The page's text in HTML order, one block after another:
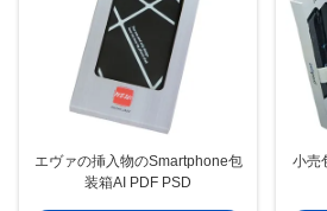
エヴァの挿入物のSmartphone包
装箱AI PDF PSD
小売